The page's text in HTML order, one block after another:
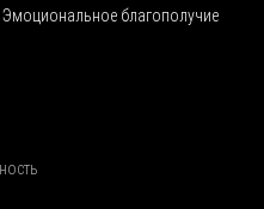
Эмоциональное благополучие